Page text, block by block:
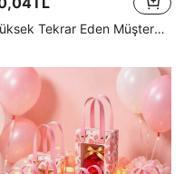
Yüksek Tekrar Eden Müşteriler